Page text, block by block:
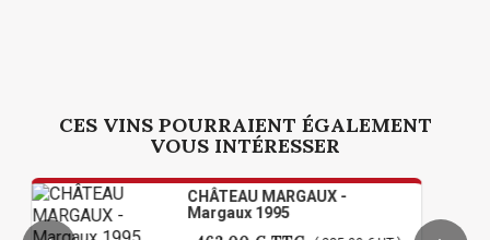
CES VINS POURRAIENT ÉGALEMENT
VOUS INTÉRESSER
CHÂTEAU MARGAUX -
Margaux 1995